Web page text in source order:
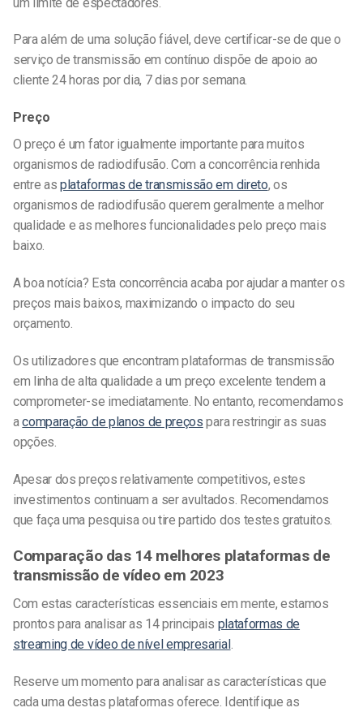
Para além de uma solução fiável, deve certificar-se de que o
serviço de transmissão em contínuo dispõe de apoio ao
cliente 24 horas por dia, 7 dias por semana.
Preço
O preço é um fator igualmente importante para muitos
organismos de radiodifusão. Com a concorrência renhida
entre asplataformas de transmissão em direto, os
organismos de radiodifusão querem geralmente a melhor
qualidade e as melhores funcionalidades pelo preço mais
baixo.
A boa notícia? Esta concorrência acaba por ajudar a manter os
preços mais baixos, maximizando o impacto do seu
orçamento.
Os utilizadores que encontram plataformas de transmissão
em linha de alta qualidade a um preço excelente tendem a
comprometer-se imediatamente. No entanto, recomendamos
acomparação de planos de preços para restringir as suas
opções.
Apesar dos preços relativamente competitivos, estes
investimentos continuam a ser avultados. Recomendamos
que faça uma pesquisa ou tire partido dos testes gratuitos.
Comparação das 14 melhores plataformas de
transmissão de vídeo em 2023
Com estas características essenciais em mente, estamos
prontos para analisar as 14 principais plataformas de
streaming de vídeo de nível empresarial.
Reserve um momento para analisar as características que
cada uma destas plataformas oferece. Identifique as